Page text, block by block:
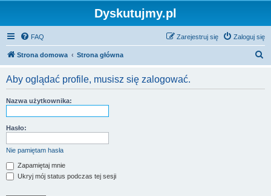
Dyskutujmy.pl
FAQ Zaloguj się
Zarejestruj się
Strona domowa Strona główna
Aby oglądać profile, musisz się zalogować.
Nazwa użytkownika:
Hasło:
Nie pamiętam hasła
Zapamiętaj mnie
Ukryj mój status podczas tej sesji